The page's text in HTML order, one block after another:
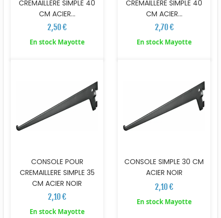
CREMAILLERE SIMPLE 40
CM ACIER...
2,50 €
En stock Mayotte
CREMAILLERE SIMPLE 40
CM ACIER...
2,70 €
En stock Mayotte
CONSOLE POUR
CREMAILLERE SIMPLE 35
CM ACIER NOIR
2,10 €
En stock Mayotte
CONSOLE SIMPLE 30 CM
ACIER NOIR
2,10 €
En stock Mayotte